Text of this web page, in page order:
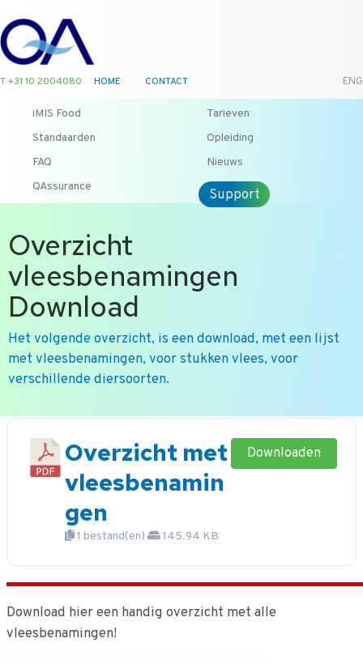
T +31 10 2004080 HOME CONTACT ENG
iMIS Food
Tarieven
Standaarden
Opleiding
FAQ
Nieuws
QAssurance
Support
Overzicht
vleesbenamingen
Download
Het volgende overzicht, is een download, met een lijst
met vleesbenamingen, voor stukken vlees, voor
verschillende diersoorten.
Ga
inhoud
Overzicht met
vleesbenamin
gen
1 bestand(en) 145.94 KB
Downloaden
Download hier een handig overzicht met alle
vleesbenamingen!